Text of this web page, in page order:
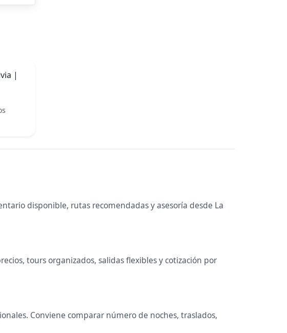
|
disponible, rutas recomendadas y asesoría desde La
tours organizados, salidas flexibles y cotización por
Conviene comparar número de noches, traslados,